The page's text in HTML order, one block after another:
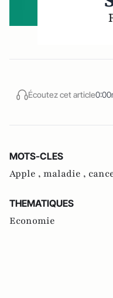
Écoutez cet article
MOTS-CLES
Apple , maladie ,
THEMATIQUES
Economie